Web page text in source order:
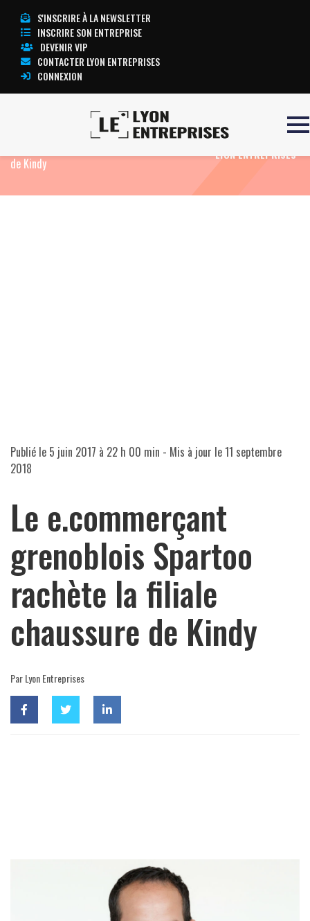
S'INSCRIRE À LA NEWSLETTER
INSCRIRE SON ENTREPRISE
DEVENIR VIP
CONTACTER LYON ENTREPRISES
CONNEXION
Le e.commerçant
de Kindy
TOUTE L’ACTUALITÉ
LYON ENTREPRISES
Publié le 5 juin 2017 à 22 h 00 min - Mis à jour le11 septembre
2018
Le e.commerçant
grenoblois Spartoo
rachète la filiale
chaussure de Kindy
Par Lyon Entreprises